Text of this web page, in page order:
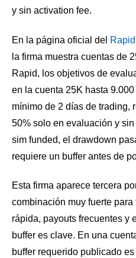
y sin activation fee.
En la página oficial del
la firma muestra cuentas de
Rapid, los objetivos de
en la cuenta 25K hasta
mínimo de 2 días de trading,
50% solo en evaluación y
sim funded, el drawdown
requiere un buffer antes de
Esta firma aparece tercera
combinación muy fuerte
rápida, payouts frecuentes y
buffer es clave. En una
buffer requerido publicado